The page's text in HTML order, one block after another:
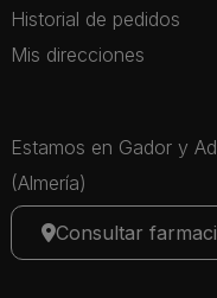
Historial de pedidos
Mis direcciones
Estamos en Gador y
(Almería)
Consultar